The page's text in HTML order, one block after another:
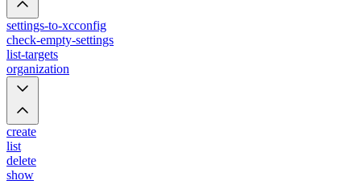
settings-to-xcconfig
check-empty-settings
list-targets
organization
create
list
delete
show